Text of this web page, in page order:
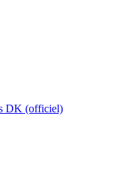
DK (officiel)